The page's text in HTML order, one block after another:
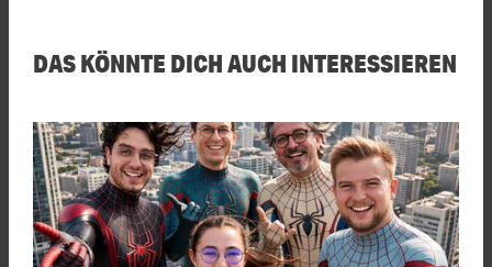
DAS KÖNNTE DICH AUCH INTERESSIEREN